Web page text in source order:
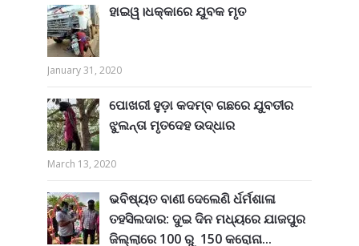
ହାଇୱ।ଧକ୍କାରେ ଯୁବକ ମୃତ
January 31, 2020
ପୋଖରୀ ହୁଡ଼ା କଦମ୍ବ ଗଛରେ ଯୁବତୀର
ଝୁଲନ୍ତା ମୃତଦେହ ଉଦ୍ଧାର
March 13, 2020
ଭବିଷ୍ୟତ ବାଣୀ ଦେଲେଣି ର୍ଧର୍ମଶାଳା
ତହସିଲଦାର: ଦୁଇ ଦିନ ମଧ୍ୟରେ ଯାଜପୁର
ଜିଲ୍ଲାରେ 100 ରୁ 150 କରୋନା...